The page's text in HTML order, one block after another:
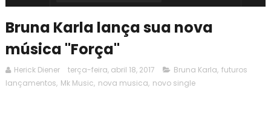
Bruna Karla lança sua nova
música "Força"
Herick Diener terça-feira, abril 18, 2017 Bruna Karla, futuros
lançamentos, Mk Music, nova musica, novo single